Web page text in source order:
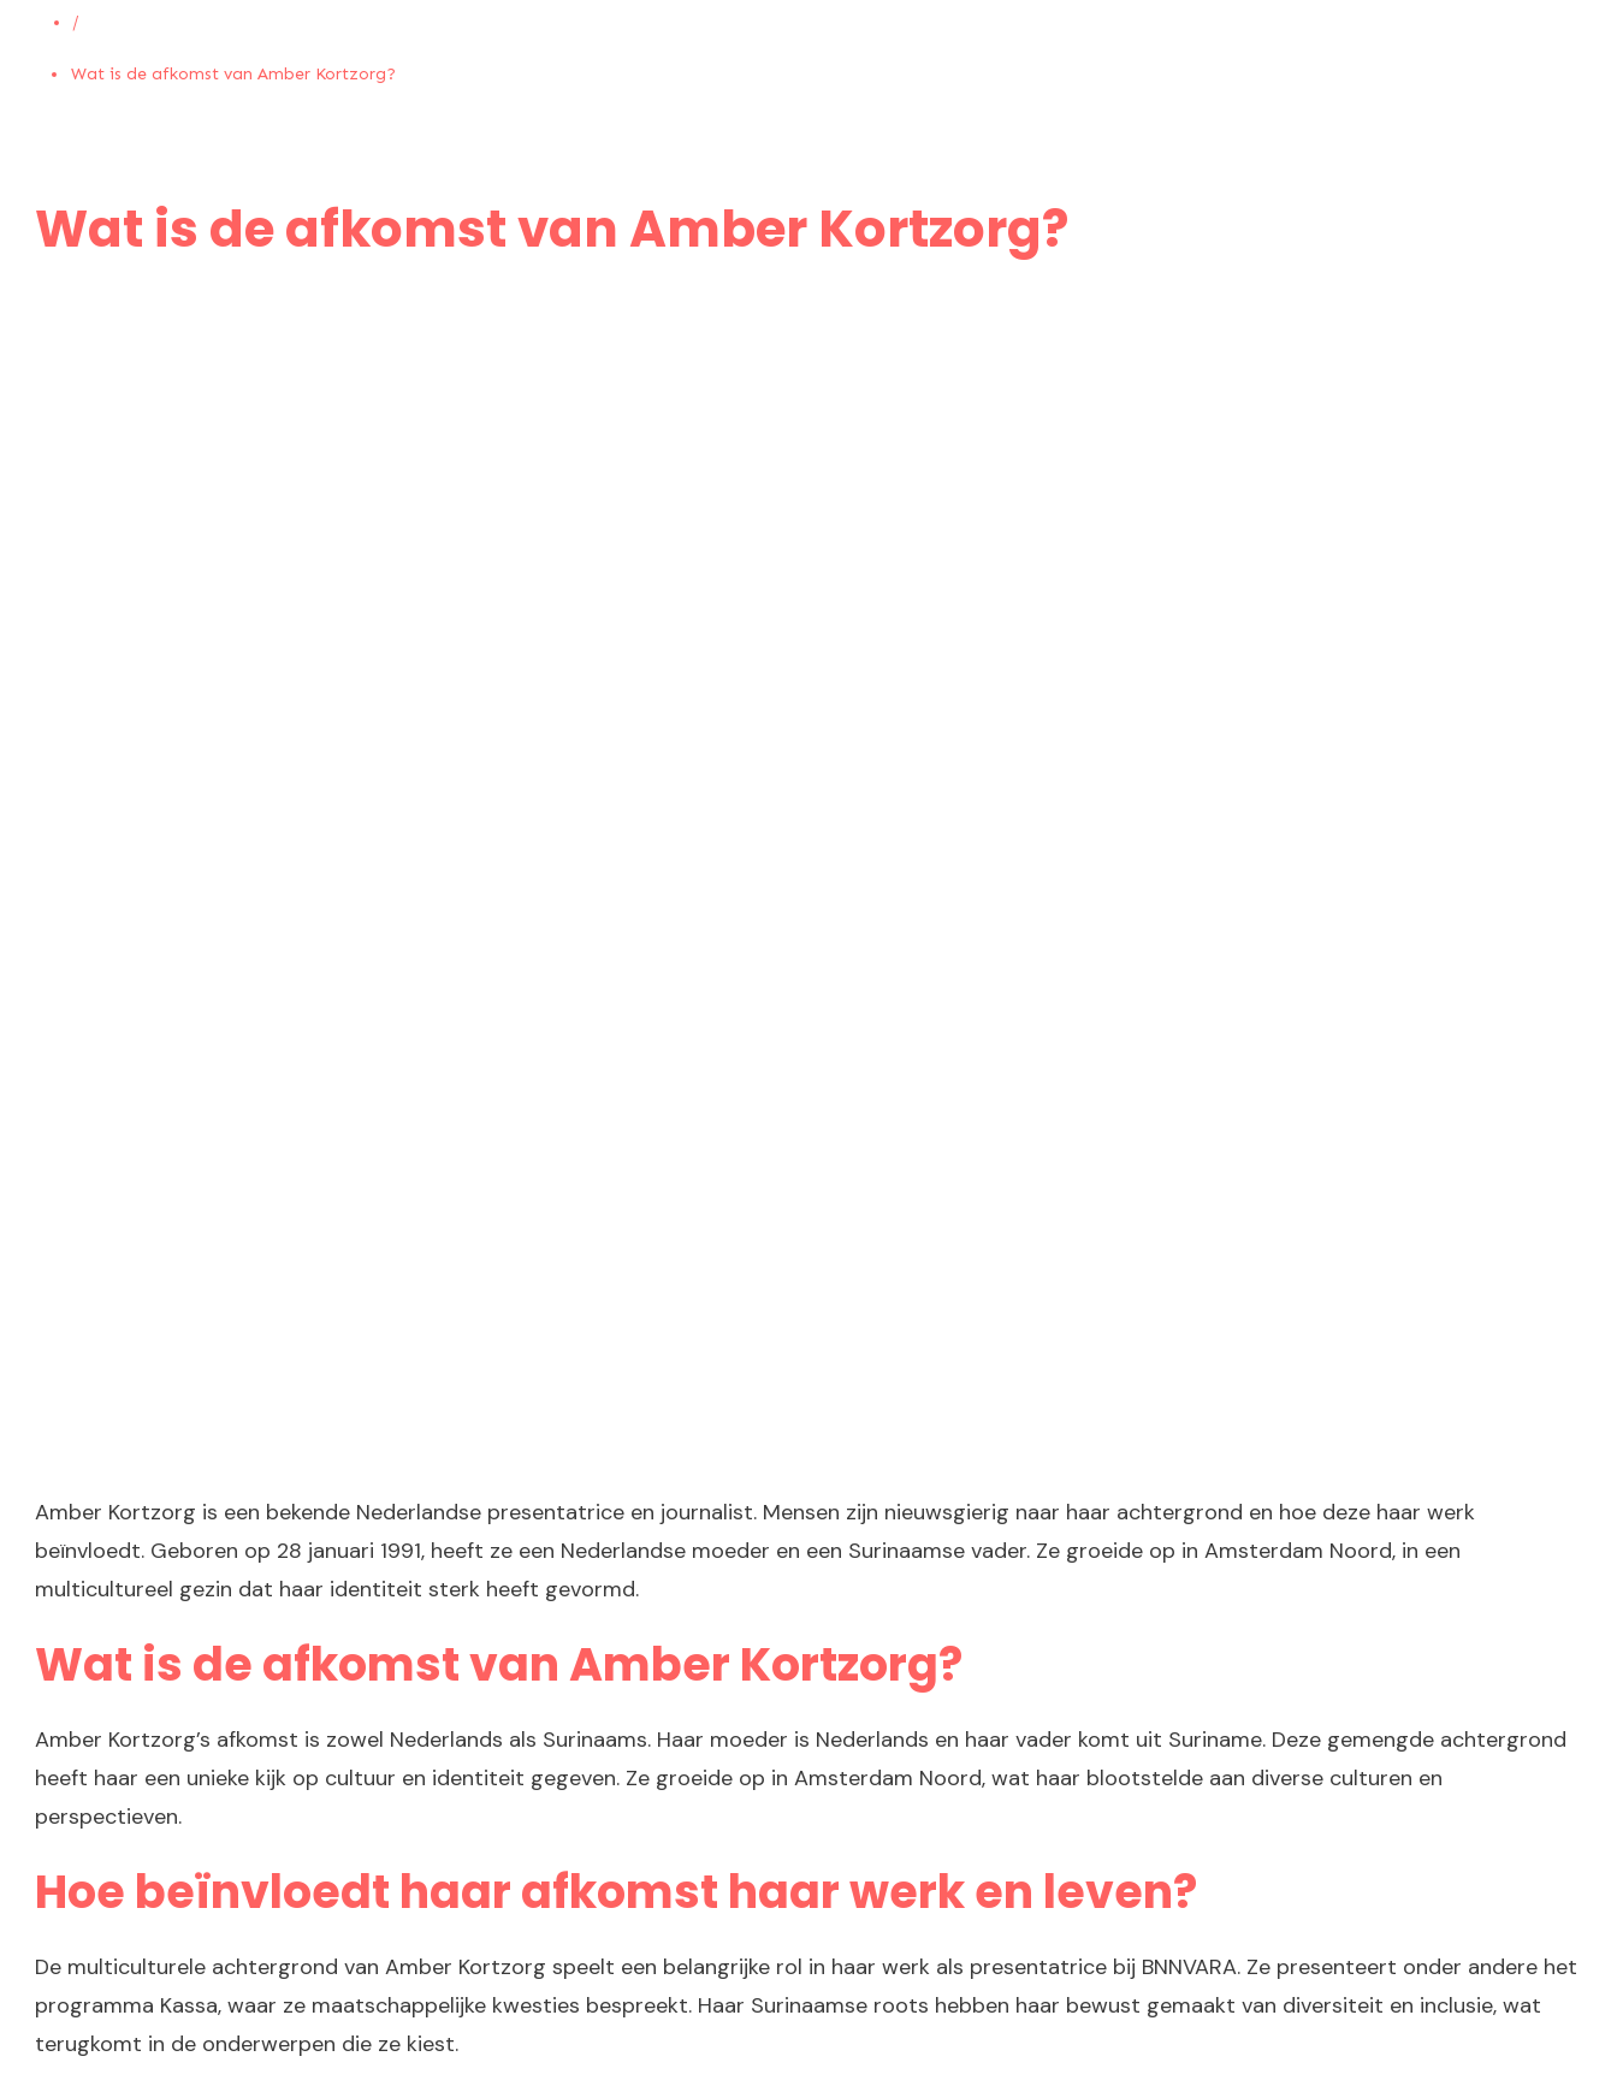
/
Wat is de afkomst van Amber Kortzorg?
Wat is de afkomst van Amber Kortzorg?
Amber Kortzorg is een bekende Nederlandse presentatrice en journalist. Mensen zijn nieuwsgierig naar haar achtergrond en hoe deze haar werk
beïnvloedt. Geboren op 28 januari 1991, heeft ze een Nederlandse moeder en een Surinaamse vader. Ze groeide op in Amsterdam Noord, in een
multicultureel gezin dat haar identiteit sterk heeft gevormd.
Wat is de afkomst van Amber Kortzorg?
Amber Kortzorg’s afkomst is zowel Nederlands als Surinaams. Haar moeder is Nederlands en haar vader komt uit Suriname. Deze gemengde achtergrond
heeft haar een unieke kijk op cultuur en identiteit gegeven. Ze groeide op in Amsterdam Noord, wat haar blootstelde aan diverse culturen en
perspectieven.
Hoe beïnvloedt haar afkomst haar werk en leven?
De multiculturele achtergrond van Amber Kortzorg speelt een belangrijke rol in haar werk als presentatrice bij BNNVARA. Ze presenteert onder andere het
programma Kassa, waar ze maatschappelijke kwesties bespreekt. Haar Surinaamse roots hebben haar bewust gemaakt van diversiteit en inclusie, wat
terugkomt in de onderwerpen die ze kiest.